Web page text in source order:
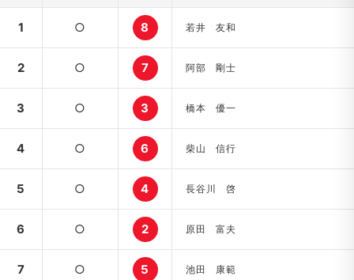
1 ○ 8 若井 友和
2 ○ 7 阿部 剛士
3 ○ 3 橋本 優一
4 ○ 6 柴山 信行
5 ○ 4 長谷川 啓
6 ○ 2 原田 富夫
7 ○ 5 池田 康範